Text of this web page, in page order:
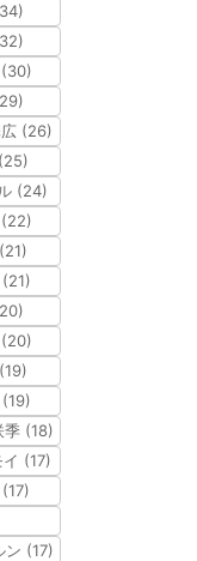
(26)
(24)
季 (18)
(17)
ン (17)